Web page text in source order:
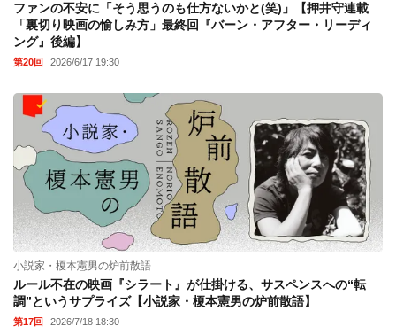
ファンの不安に「そう思うのも仕方ないかと(笑)」【押井守連載
「裏切り映画の愉しみ方」最終回『バーン・アフター・リーディ
ング』後編】
第20回 2026/6/17 19:30
小説家・榎本憲男の炉前散語
ルール不在の映画『シラート』が仕掛ける、サスペンスへの“転
調”というサプライズ【小説家・榎本憲男の炉前散語】
第17回 2026/7/18 18:30